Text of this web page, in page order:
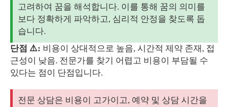
고려하여 꿈을 해석합니다. 이를 통해 꿈의 의미를
보다 정확하게 파악하고, 심리적 안정을 찾도록 돕
습니다.
단점 ⚠️: 비용이 상대적으로 높음, 시간적 제약 존재, 접
근성이 낮음. 전문가를 찾기 어렵고 비용이 부담될 수
있다는 점이 단점입니다.
전문 상담은 비용이 고가이고, 예약 및 상담 시간을